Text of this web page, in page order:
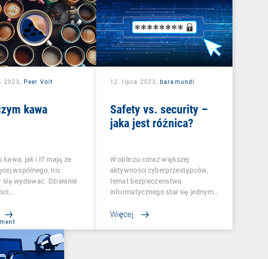
2023, Peer Voit
kawa
kawa, jak i IT mają ze
wspólnego, niż
się wydawać. Działanie
12. lipca 2023, baramundi
Safety vs. security –
jaka jest różnica?
W obliczu coraz większej
aktywności cyberprzestępców,
temat bezpieczeństwa
informatycznego stał się jednym
Więcej